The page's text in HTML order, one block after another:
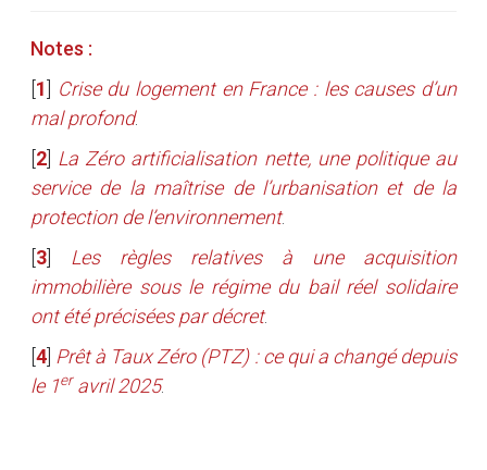
Notes :
1
Crise du logement en France : les causes d’un
mal profond.
2 La Zéro artificialisation nette, une politique au
service de la maîtrise de l’urbanisation et de la
protection de l’environnement.
3
Les règles relatives à une acquisition
immobilière sous le régime du bail réel solidaire
ont été précisées par décret.
4 Prêt à Taux Zéro (PTZ) : ce qui a changé depuis
le 1eravril 2025.